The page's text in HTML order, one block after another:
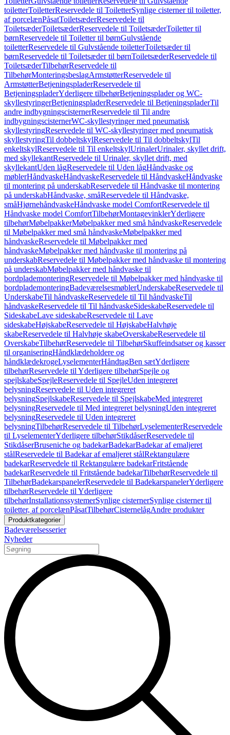
toiletterToiletterReservedele til ToiletterSynlige cisterner til toiletter,
af porcelænPåsatToiletsæderReservedele til
ToiletsæderToiletsæderReservedele til ToiletsæderToiletter til
børnReservedele til Toiletter til børnGulvstående
toiletterReservedele til Gulvstående toiletterToiletsæder til
børnReservedele til Toiletsæder til børnToiletsæderReservedele til
ToiletsæderTilbehørReservedele til
TilbehørMonteringsbeslagArmstøtterReservedele til
ArmstøtterBetjeningspladerReservedele til
BetjeningspladerYderligere tilbehørBetjeningsplader og WC-
skyllestyringerBetjeningspladerReservedele til BetjeningspladerTil
andre indbygningscisternerReservedele til Til andre
indbygningscisternerWC-skyllestyringer med pneumatisk
skyllestyringReservedele til WC-skyllestyringer med pneumatisk
skyllestyringTil dobbeltskylReservedele til Til dobbeltskylTil
enkeltskylReservedele til Til enkeltskylUrinalerUrinaler, skyllet drift,
med skyllekantReservedele til Urinaler, skyllet drift, med
skyllekantUden lågReservedele til Uden lågHåndvaske og
møblerHåndvaskeHåndvaskeReservedele til HåndvaskeHåndvaske
til montering på underskabReservedele til Håndvaske til montering
på underskabHåndvaske, småReservedele til Håndvaske,
småHjørnehåndvaskeHåndvaske model ComfortReservedele til
Håndvaske model ComfortTilbehørMontagevinklerYderligere
tilbehørMøbelpakkerMøbelpakker med små håndvaskeReservedele
til Møbelpakker med små håndvaskeMøbelpakker med
håndvaskeReservedele til Møbelpakker med
håndvaskeMøbelpakker med håndvaske til montering på
underskabReservedele til Møbelpakker med håndvaske til montering
på underskabMøbelpakker med håndvaske til
bordplademonteringReservedele til Møbelpakker med håndvaske til
bordplademonteringBadeværelsesmøblerUnderskabeReservedele til
UnderskabeTil håndvaskeReservedele til Til håndvaskeTil
håndvaskeReservedele til Til håndvaskeSideskabeReservedele til
SideskabeLave sideskabeReservedele til Lave
sideskabeHøjskabeReservedele til HøjskabeHalvhøje
skabeReservedele til Halvhøje skabeOverskabeReservedele til
OverskabeTilbehørReservedele til TilbehørSkuffeindsatser og kasser
til organiseringHåndklædeholdere og
håndklædekrogeLyselementerHåndtagBen sætYderligere
tilbehørReservedele til Yderligere tilbehørSpejle og
spejlskabeSpejleReservedele til SpejleUden integreret
belysningReservedele til Uden integreret
belysningSpejlskabeReservedele til SpejlskabeMed integreret
belysningReservedele til Med integreret belysningUden integreret
belysningReservedele til Uden integreret
belysningTilbehørReservedele til TilbehørLyselementerReservedele
til LyselementerYderligere tilbehørStikdåserReservedele til
StikdåserBruseniche og badekarBadekarBadekar af emaljeret
stålReservedele til Badekar af emaljeret stålRektangulære
badekarReservedele til Rektangulære badekarFritstående
badekarReservedele til Fritstående badekarTilbehørReservedele til
TilbehørBadekarspanelerReservedele til BadekarspanelerYderligere
tilbehørReservedele til Yderligere
tilbehørInstallationssystemerSynlige cisternerSynlige cisterner til
toiletter, af porcelænPåsatTilbehørCisternelågAndre produkter
Produktkategorier
Badeværelsesserier
Nyheder